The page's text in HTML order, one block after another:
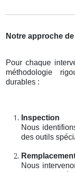
Notre approche
Pour chaque
méthodologie
durables :
Inspection
Nous
des outils
Nous